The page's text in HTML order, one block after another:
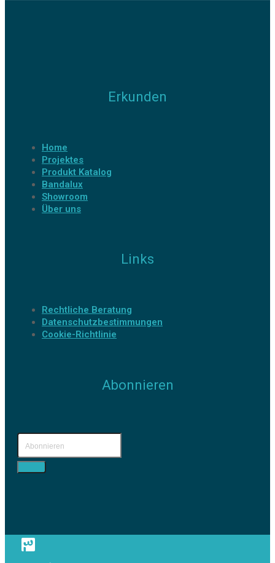
Erkunden
Home
Projektes
Produkt Katalog
Bandalux
Showroom
Über uns
Links
Rechtliche Beratung
Datenschutzbestimmungen
Cookie-Richtlinie
Abonnieren